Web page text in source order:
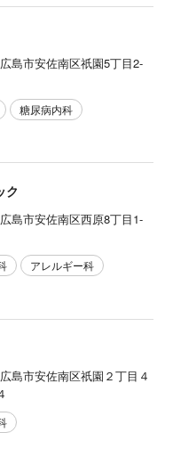
島市安佐南区祇園5丁目2-
糖尿病内科
ク
島市安佐南区西原8丁目1-
アレルギー科
島市安佐南区祇園２丁目４